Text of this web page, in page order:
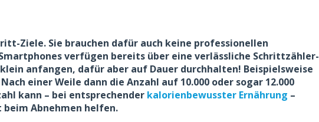
Ziele. Sie brauchen dafür auch keine professionellen
verfügen bereits über eine verlässliche Schrittzähler-
anfangen, dafür aber auf Dauer durchhalten! Beispielsweise
einer Weile dann die Anzahl auf 10.000 oder sogar 12.000
kann – bei entsprechender kalorienbewusster Ernährung –
Abnehmen helfen.